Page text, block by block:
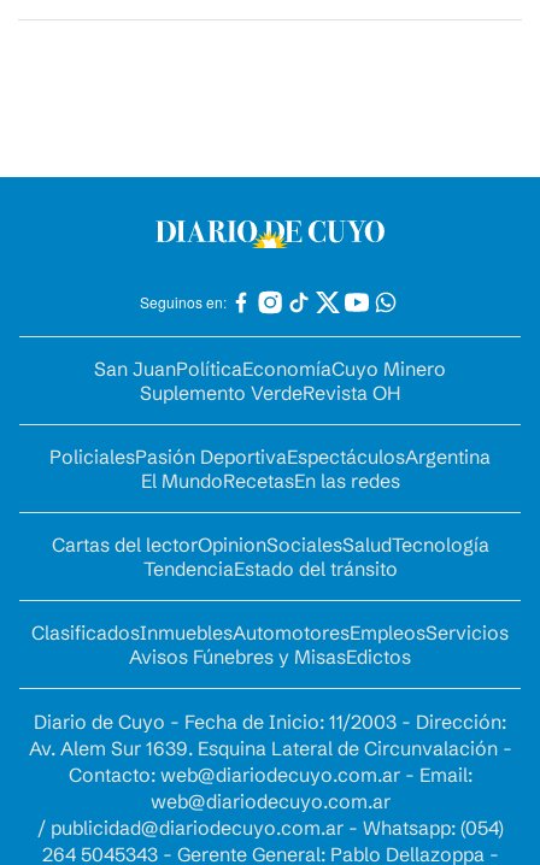
Seguinos en:
San JuanPolíticaEconomíaCuyo Minero
Suplemento VerdeRevista OH
PolicialesPasión DeportivaEspectáculosArgentina
El MundoRecetasEn las redes
Cartas del lectorOpinionSocialesSaludTecnología
TendenciaEstado del tránsito
ClasificadosInmueblesAutomotoresEmpleosServicios
Avisos Fúnebres y MisasEdictos
Diario de Cuyo - Fecha de Inicio: 11/2003 - Dirección:
Av. Alem Sur 1639. Esquina Lateral de Circunvalación -
Contacto: web@diariodecuyo.com.ar- Email:
web@diariodecuyo.com.ar
/ publicidad@diariodecuyo.com.ar- Whatsapp: (054)
264 5045343 - Gerente General: Pablo Dellazoppa -